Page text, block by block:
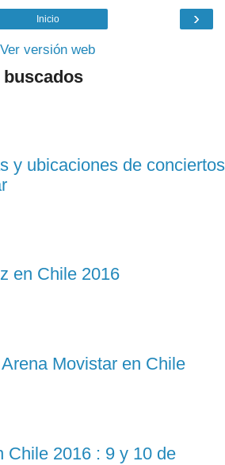
›
Inicio
Ver versión web
y ubicaciones de conciertos
en Chile 2016
Movistar en Chile
Chile 2016 : 9 y 10 de